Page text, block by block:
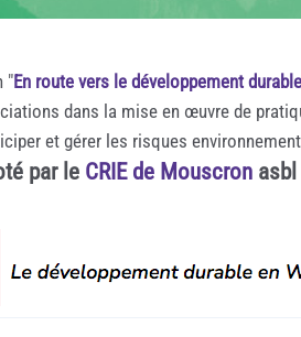
"En route vers le développement durable
dans la mise en œuvre de
et gérer les risques
par le CRIE de Mouscronasbl